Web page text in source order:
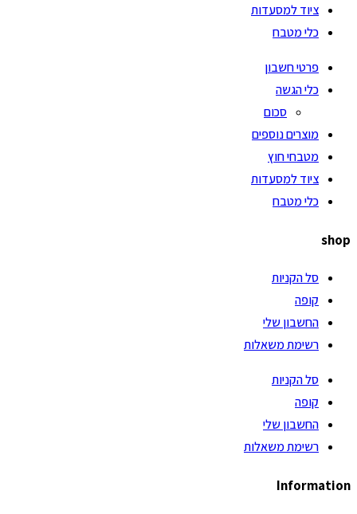
ציוד למסעדות
כלי מטבח
פרטי חשבון
כלי הגשה
סכום
מוצרים נוספים
מטבחי חוץ
ציוד למסעדות
כלי מטבח
shop
סל הקניות
קופה
החשבון שלי
רשימת משאלות
סל הקניות
קופה
החשבון שלי
רשימת משאלות
Information